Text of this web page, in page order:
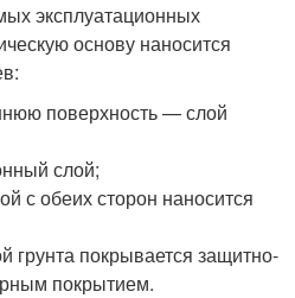
эксплуатационных
основу наносится
поверхность — слой
слой;
с обеих сторон наносится
грунта покрывается защитно-
покрытием.